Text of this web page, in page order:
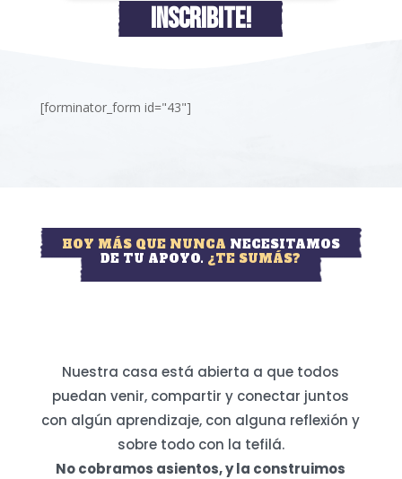
INSCRIBITE!
[forminator_form id="43"]
HOY MÁS QUE NUNCA NECESITAMOS
DE TU APOYO. ¿TE SUMÁS?
Nuestra casa está abierta a que todos
puedan venir, compartir y conectar juntos
con algún aprendizaje, con alguna reflexión y
sobre todo con la tefilá.
No cobramos asientos, y la construimos